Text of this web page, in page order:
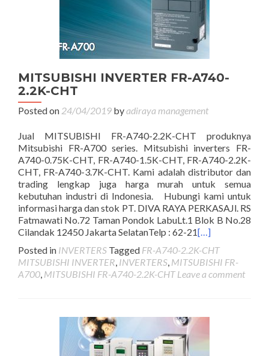
MITSUBISHI INVERTER FR-A740-
2.2K-CHT
Posted on 24/04/2019 byadiraya management
Jual MITSUBISHI FR-A740-2.2K-CHT produknya
Mitsubishi FR-A700 series. Mitsubishi inverters FR-
A740-0.75K-CHT, FR-A740-1.5K-CHT, FR-A740-2.2K-
CHT, FR-A740-3.7K-CHT. Kami adalah distributor dan
trading lengkap juga harga murah untuk semua
kebutuhan industri di Indonesia. Hubungi kami untuk
informasi harga dan stok PT. DIVA RAYA PERKASAJl. RS
Fatmawati No.72 Taman Pondok LabuLt.1 Blok B No.28
Cilandak 12450 Jakarta SelatanTelp : 62-21[…]
Posted in INVERTERS Tagged FR-A740-2.2K-CHT
MITSUBISHI INVERTER, INVERTERS, MITSUBISHI FR-
A700, MITSUBISHI FR-A740-2.2K-CHT Leave a comment